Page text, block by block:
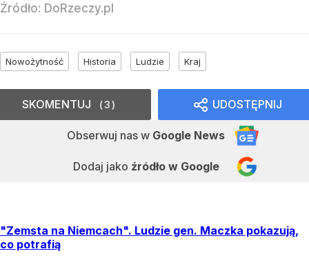
Źródło: DoRzeczy.pl
Nowożytność Historia Ludzie Kraj
UDOSTĘPNIJ
Obserwuj nas w Google News
Dodaj jako źródło w Google
SKOMENTUJ 3
"Zemsta na Niemcach". Ludzie gen. Maczka pokazują,
co potrafią